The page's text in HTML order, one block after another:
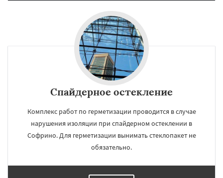
Спайдерное остекление
Комплекс работ по герметизации проводится в случае
нарушения изоляции при спайдерном остеклении в
Софрино. Для герметизации вынимать стеклопакет не
обязательно.